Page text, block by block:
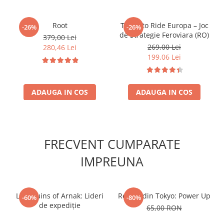
-26%
Root
379,00 Lei
280,46 Lei
ADAUGA IN COS
-26%
Ticket to Ride Europa – Joc
de Strategie Feroviara (RO)
269,00 Lei
199,06 Lei
ADAUGA IN COS
FRECVENT CUMPARATE
IMPREUNA
-60%
Lost Ruins of Arnak: Lideri
de expediție
-80%
Regele din Tokyo: Power Up
65,00 RON